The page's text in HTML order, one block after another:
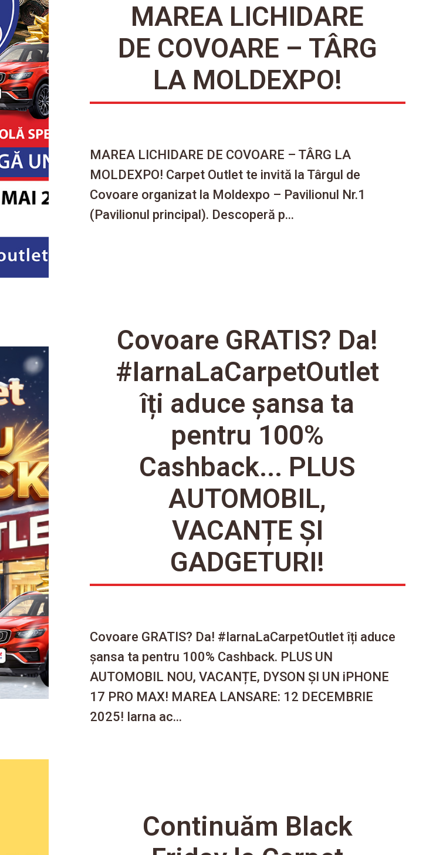
MAREA LICHIDARE
DE COVOARE – TÂRG
LA MOLDEXPO!
MAREA LICHIDARE DE COVOARE – TÂRG LA
MOLDEXPO! Carpet Outlet te invită la Târgul de
Covoare organizat la Moldexpo – Pavilionul Nr.1
(Pavilionul principal). Descoperă p...
Covoare GRATIS? Da!
#IarnaLaCarpetOutlet
îți aduce șansa ta
pentru 100%
Cashback... PLUS
AUTOMOBIL,
VACANȚE ȘI
GADGETURI!
Covoare GRATIS? Da! #IarnaLaCarpetOutlet îți aduce
șansa ta pentru 100% Cashback. PLUS UN
AUTOMOBIL NOU, VACANȚE, DYSON ȘI UN iPHONE
17 PRO MAX! MAREA LANSARE: 12 DECEMBRIE
2025! Iarna ac...
Continuăm Black